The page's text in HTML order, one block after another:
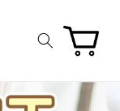
ー
ト